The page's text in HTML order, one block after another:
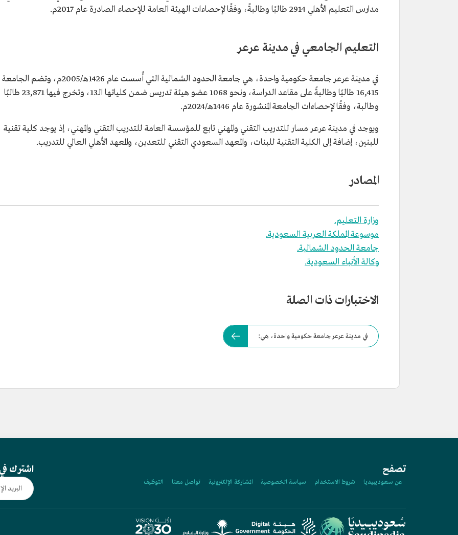
مدارس التعليم الأهلي 2914 طالبًا وطالبةً، وفقًا لإحصاءات الهيئة العامة للإحصاء الصادرة عام 2017م.
التعليم الجامعي في مدينة عرعر
في مدينة عرعر جامعة حكومية واحدة، هي جامعة الحدود الشمالية التي أُسست عام 1426هـ/2005م، وتضم الجامعة
16,415 طالبًا وطالبةً على مقاعد الدراسة، ونحو 1068 عضو هيئة تدريس ضمن كلياتها الـ13، وتخرج فيها 23,871 طالبًا
وطالبة، وفقًا لإحصاءات الجامعة المنشورة عام 1446هـ/2024م.
ويوجد في مدينة عرعر مسار للتدريب التقني والمهني تابع للمؤسسة العامة للتدريب التقني والمهني، إذ يوجد كلية تقنية
للبنين، إضافة إلى الكلية التقنية للبنات، والمعهد السعودي التقني للتعدين، والمعهد الأهلي العالي للتدريب.
المصادر
وزارة التعليم.
موسوعة المملكة العربية السعودية.
جامعة الحدود الشمالية.
وكالة الأنباء السعودية.
الاختبارات ذات الصلة
في مدينة عرعر جامعة حكومية واحدة، هي:
تصفح
عن سعوديبيديا شروط الاستخدام سياسة الخصوصية المشاركة الإلكترونية تواصل معنا التوظيف
اشترك